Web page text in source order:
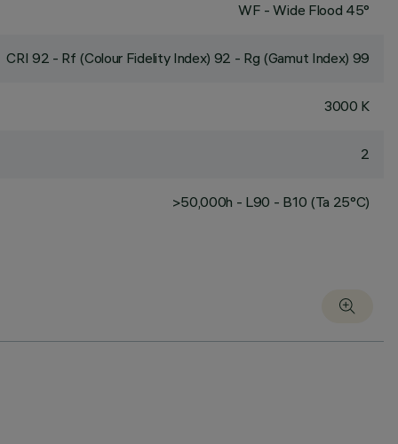
WF - Wide Flood 45°
CRI 92 - Rf (Colour Fidelity Index) 92 - Rg (Gamut Index) 99
3000 K
2
>50,000h - L90 - B10 (Ta 25°C)